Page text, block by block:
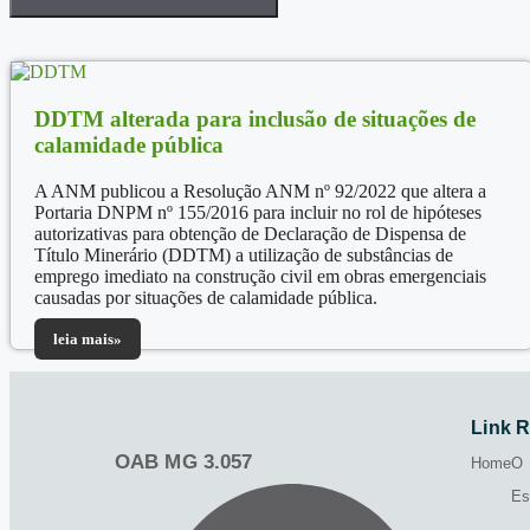
DDTM alterada para inclusão de situações de
calamidade pública
A ANM publicou a Resolução ANM nº 92/2022 que altera a
Portaria DNPM nº 155/2016 para incluir no rol de hipóteses
autorizativas para obtenção de Declaração de Dispensa de
Título Minerário (DDTM) a utilização de substâncias de
emprego imediato na construção civil em obras emergenciais
causadas por situações de calamidade pública.
leia mais»
OAB MG 3.057
Link
HomeO